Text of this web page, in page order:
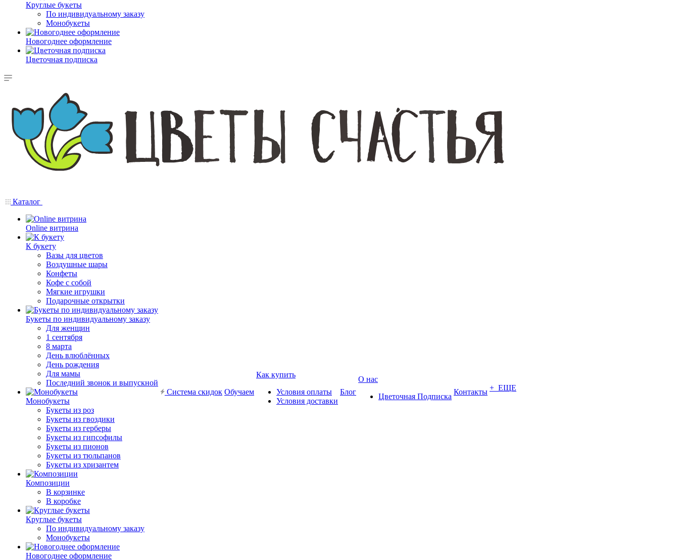
Круглые букеты
По индивидуальному заказу
Монобукеты
Новогоднее оформление
Цветочная подписка
Каталог
Online витрина
К букету
Вазы для цветов
Воздушные шары
Конфеты
Кофе с собой
Мягкие игрушки
Подарочные открытки
Букеты по индивидуальному заказу
Для женщин
1 сентября
8 марта
День влюблённых
День рождения
Для мамы
Последний звонок и выпускной
Монобукеты
Букеты из роз
Букеты из гвоздики
Букеты из герберы
Букеты из гипсофилы
Букеты из пионов
Букеты из тюльпанов
Букеты из хризантем
Композиции
В корзинке
В коробке
Круглые букеты
По индивидуальному заказу
Монобукеты
Новогоднее оформление
Система скидок Обучаем
Как купить
Условия оплаты
Условия доставки
Блог
О нас
Цветочная Подписка
Контакты + ЕЩЕ